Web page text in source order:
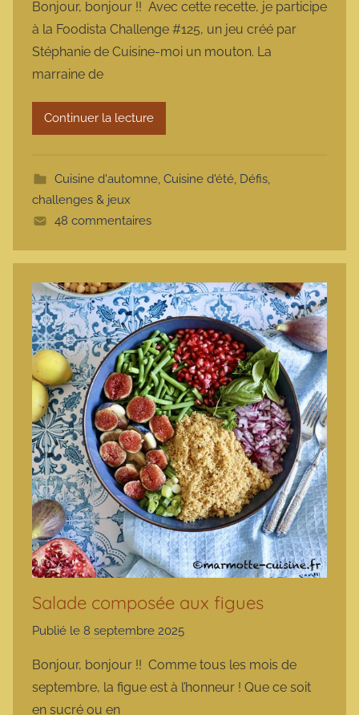
r
m
a
e
Bonjour, bonjour !! Avec cette recette, je participe
à la Foodista Challenge #125, un jeu créé par
Stéphanie de Cuisine-moi un mouton. La
marraine de
Continuer la lecture
Cuisine d'automne, Cuisine d'été, Défis,
challenges & jeux
48 commentaires
Salade composée aux figues
Publié le 8 septembre 2025
r
m
Bonjour, bonjour !! Comme tous les mois de
septembre, la figue est à l’honneur ! Que ce soit
en sucré ou en